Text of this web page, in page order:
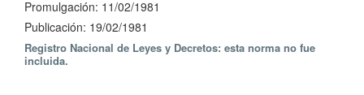
Promulgación: 11/02/1981
Publicación: 19/02/1981
Registro Nacional de Leyes y Decretos: esta norma no fue
incluida.